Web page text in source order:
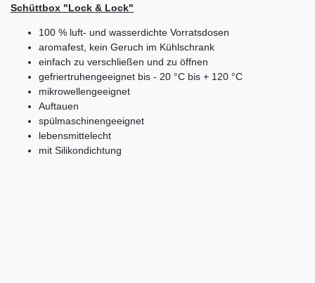
Schüttbox "Lock & Lock"
100 % luft- und wasserdichte Vorratsdosen
aromafest, kein Geruch im Kühlschrank
einfach zu verschließen und zu öffnen
gefriertruhengeeignet bis - 20 °C bis + 120 °C
mikrowellengeeignet
Auftauen
spülmaschinengeeignet
lebensmittelecht
mit Silikondichtung